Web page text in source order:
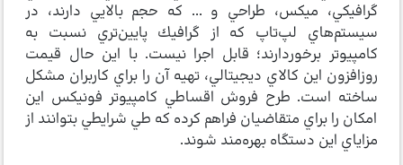
گرافيكي، ميكس، طراحي و ... كه حجم بالايي دارند، در
سيستم‌هاي لپ‌تاپ كه از گرافيك پايين‌تري نسبت به
كامپيوتر برخوردارند؛ قابل اجرا نيست. با اين حال قيمت
روزافزون اين كالاي ديجيتالي، تهيه آن را براي كاربران مشكل
ساخته است. طرح فروش اقساطي كامپيوتر فونيكس اين
امكان را براي متقاضيان فراهم كرده كه طي شرايطي بتوانند از
مزاياي اين دستگاه بهره‌مند شوند.